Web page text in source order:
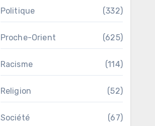
Politique (332)
Proche-Orient (625)
Racisme (114)
Religion (52)
Société (67)